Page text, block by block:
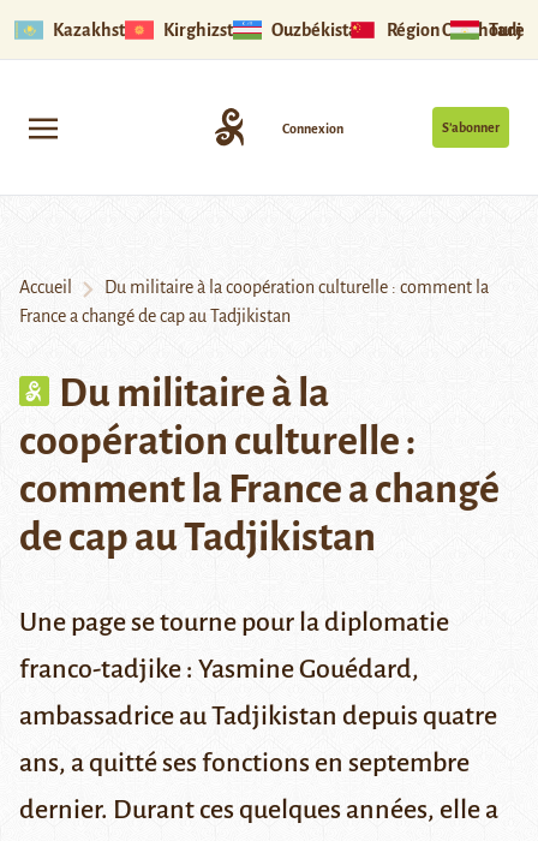
Kazakhstan Kirghizstan Ouzbékistan Région Ouïghoure
S’abonner
Connexion
Accueil
Du militaire à la coopération culturelle : comment la
France a changé de cap au Tadjikistan
Du militaire à la
coopération culturelle :
comment la France a changé
de cap au Tadjikistan
Une page se tourne pour la diplomatie
franco-tadjike : Yasmine Gouédard,
ambassadrice au Tadjikistan depuis quatre
ans, a quitté ses fonctions en septembre
dernier. Durant ces quelques années, elle a